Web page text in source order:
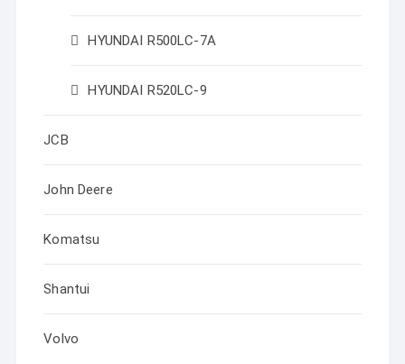
HYUNDAI R500LC-7A
HYUNDAI R520LC-9
JCB
John Deere
Komatsu
Shantui
Volvo